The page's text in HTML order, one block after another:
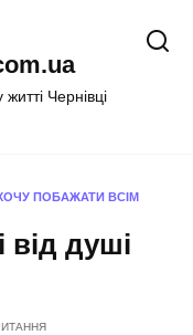
Чернівці
ХОЧУ ПОБАЖАТИ ВСІМ
від душі